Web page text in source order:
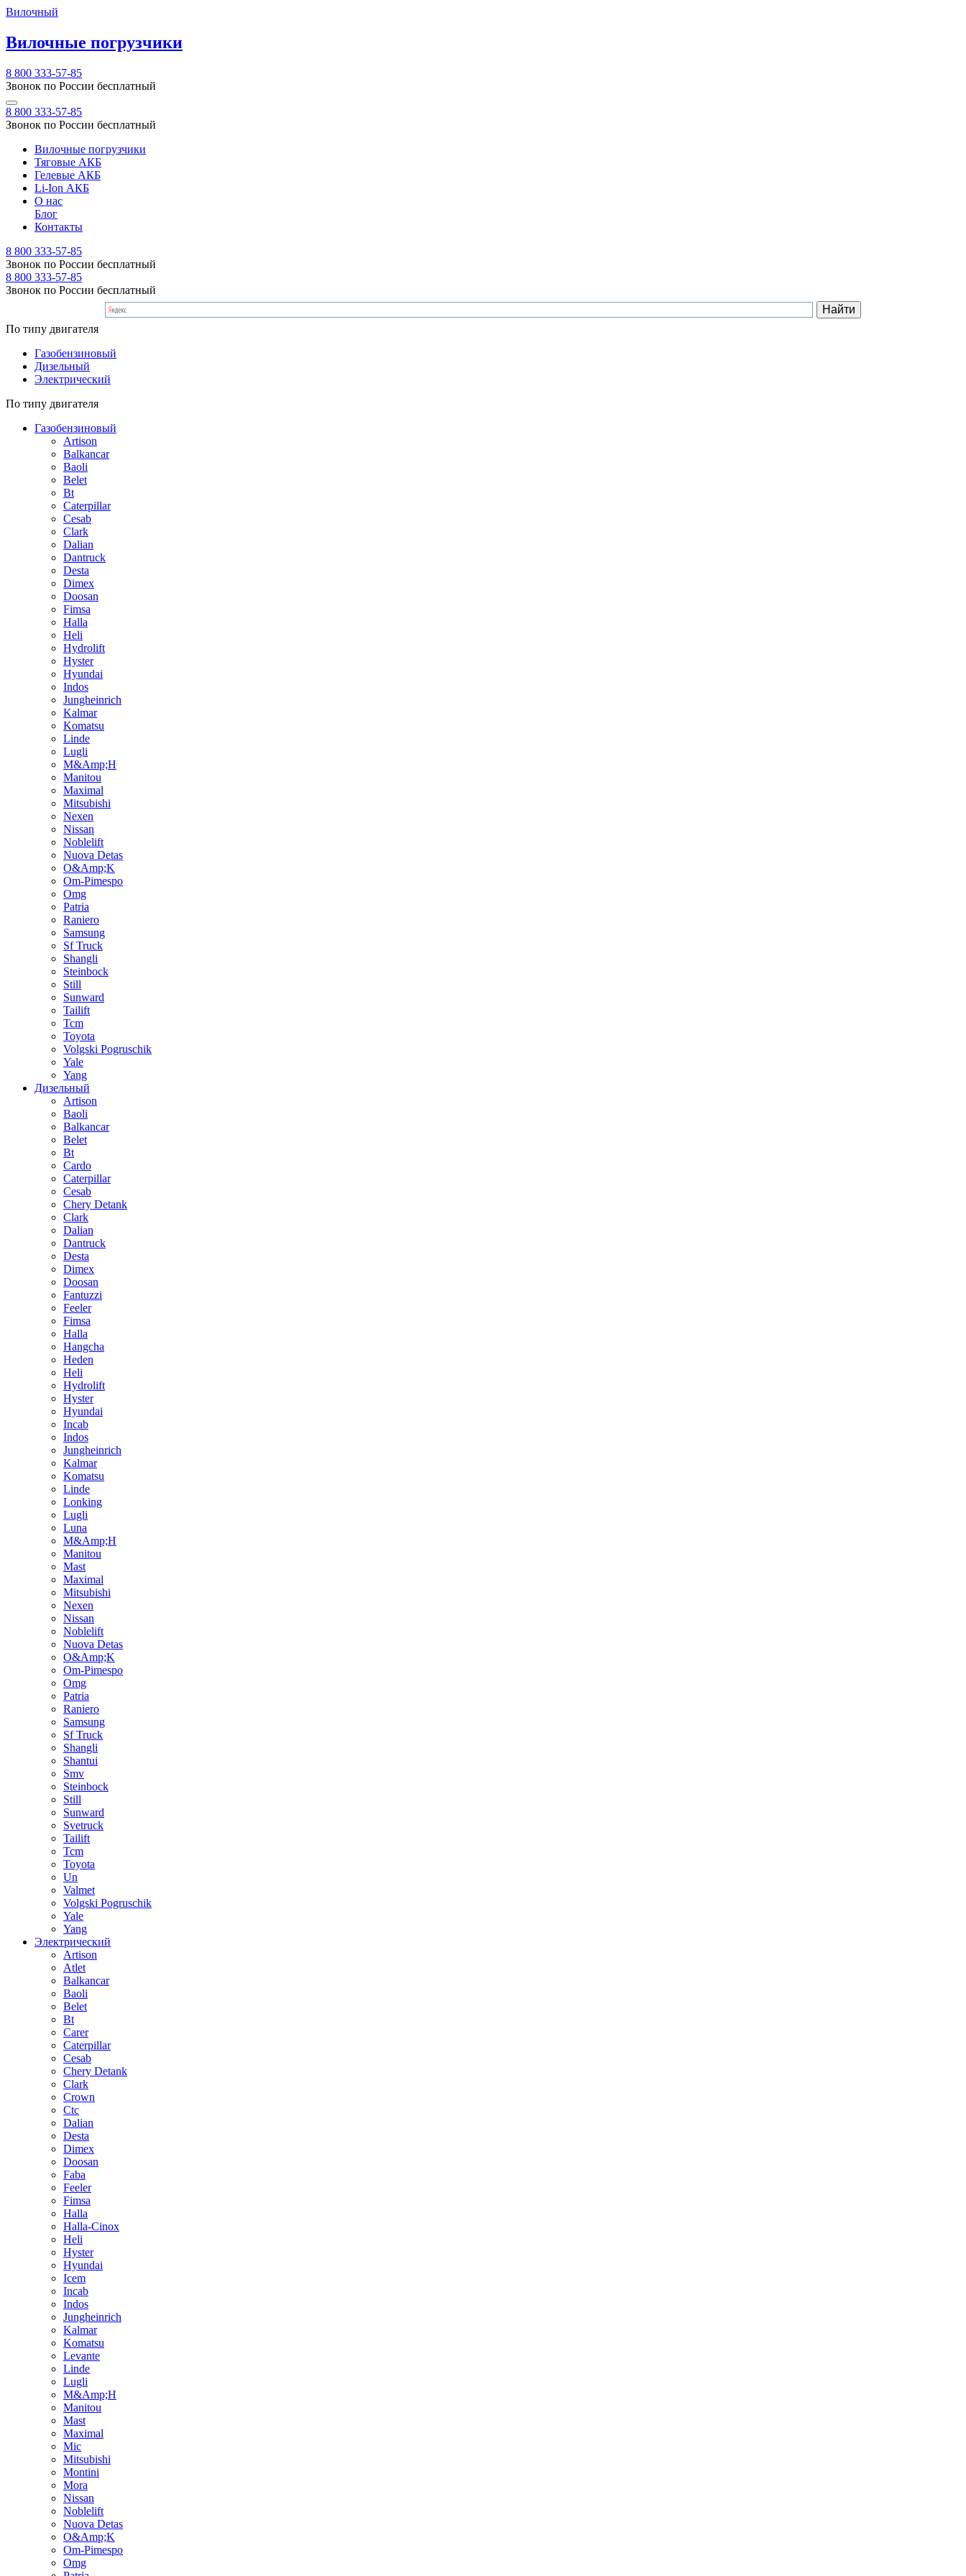
Вилочный
Вилочные погрузчики
8 800 333-57-85
Звонок по России бесплатный
8 800 333-57-85
Звонок по России бесплатный
Вилочные погрузчики
Тяговые АКБ
Гелевые АКБ
Li-Ion АКБ
О нас
Блог
Контакты
8 800 333-57-85
Звонок по России бесплатный
8 800 333-57-85
Звонок по России бесплатный
По типу двигателя
Газобензиновый
Дизельный
Электрический
По типу двигателя
Газобензиновый
Artison
Balkancar
Baoli
Belet
Bt
Caterpillar
Cesab
Clark
Dalian
Dantruck
Desta
Dimex
Doosan
Fimsa
Halla
Heli
Hydrolift
Hyster
Hyundai
Indos
Jungheinrich
Kalmar
Komatsu
Linde
Lugli
M&Amp;H
Manitou
Maximal
Mitsubishi
Nexen
Nissan
Noblelift
Nuova Detas
O&Amp;K
Om-Pimespo
Omg
Patria
Raniero
Samsung
Sf Truck
Shangli
Steinbock
Still
Sunward
Tailift
Tcm
Toyota
Volgski Pogruschik
Yale
Yang
Дизельный
Artison
Baoli
Balkancar
Belet
Bt
Cardo
Caterpillar
Cesab
Chery Detank
Clark
Dalian
Dantruck
Desta
Dimex
Doosan
Fantuzzi
Feeler
Fimsa
Halla
Hangcha
Heden
Heli
Hydrolift
Hyster
Hyundai
Incab
Indos
Jungheinrich
Kalmar
Komatsu
Linde
Lonking
Lugli
Luna
M&Amp;H
Manitou
Mast
Maximal
Mitsubishi
Nexen
Nissan
Noblelift
Nuova Detas
O&Amp;K
Om-Pimespo
Omg
Patria
Raniero
Samsung
Sf Truck
Shangli
Shantui
Smv
Steinbock
Still
Sunward
Svetruck
Tailift
Tcm
Toyota
Un
Valmet
Volgski Pogruschik
Yale
Yang
Электрический
Artison
Atlet
Balkancar
Baoli
Belet
Bt
Carer
Caterpillar
Cesab
Chery Detank
Clark
Crown
Ctc
Dalian
Desta
Dimex
Doosan
Faba
Feeler
Fimsa
Halla
Halla-Cinox
Heli
Hyster
Hyundai
Icem
Incab
Indos
Jungheinrich
Kalmar
Komatsu
Levante
Linde
Lugli
M&Amp;H
Manitou
Mast
Maximal
Mic
Mitsubishi
Montini
Mora
Nissan
Noblelift
Nuova Detas
O&Amp;K
Om-Pimespo
Omg